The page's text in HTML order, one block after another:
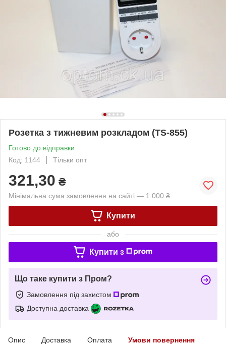
Розетка з тижневим розкладом (TS-855)
Готово до відправки
Код: 1144
Тільки опт
321,30 ₴
Мінімальна сума замовлення на сайті — 1 000 ₴
Купити
або
Купити з
Що таке купити з Пром?
Замовлення під захистом
Доступна доставка
Опис Доставка Оплата Умови повернення